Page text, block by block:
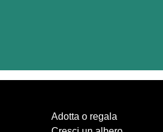
Adotta o regala